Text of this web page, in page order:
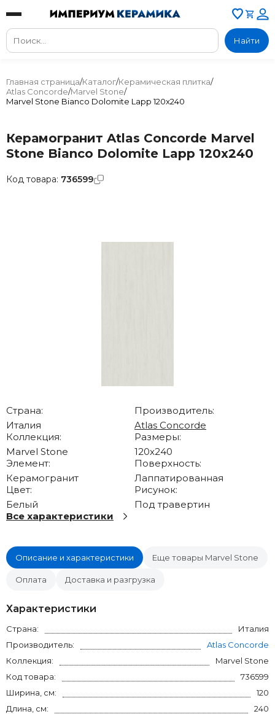
Найти
Главная страница/Каталог/Керамическая плитка/
Atlas Concorde/Marvel Stone/
Marvel Stone Bianco Dolomite Lapp 120x240
Керамогранит Atlas Concorde Marvel
Stone Bianco Dolomite Lapp 120x240
Страна:
Италия
Производитель:
Atlas Concorde
Коллекция:
Marvel Stone
Размеры:
120x240
Элемент:
Керамогранит
Поверхность:
Лаппатированная
Цвет:
Белый
Рисунок:
Под травертин
Все характеристики
Описание и характеристики Еще товары Marvel Stone
Оплата Доставка и разгрузка
Характеристики
Страна:
Италия
Производитель:
Atlas Concorde
Коллекция:
Marvel Stone
Код товара:
736599
Ширина, см:
120
Длина, см:
240
Код товара: 736599